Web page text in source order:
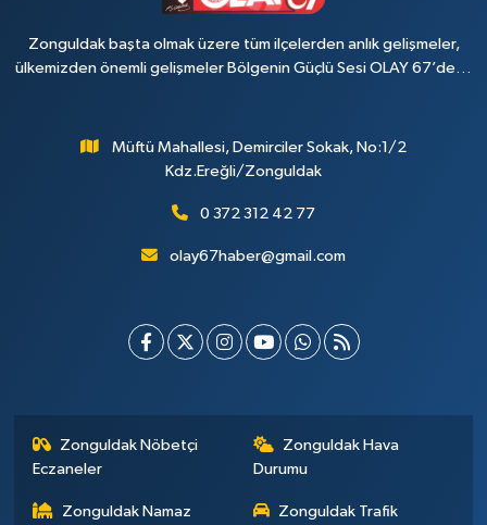
Zonguldak başta olmak üzere tüm ilçelerden anlık gelişmeler,
ülkemizden önemli gelişmeler Bölgenin Güçlü Sesi OLAY 67’de…
Müftü Mahallesi, Demirciler Sokak, No:1/2
Kdz.Ereğli/Zonguldak
0 372 312 42 77
olay67haber@gmail.com
Zonguldak Nöbetçi
Eczaneler
Zonguldak Hava
Durumu
Zonguldak Namaz Zonguldak Trafik